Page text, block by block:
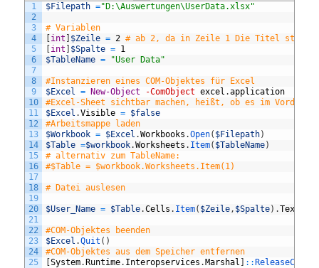
1
2
3
4
5
6
7
8
9
10
11
12
13
14
15
16
17
18
19
20
21
22
23
24
25
$Filepath ="D:\Auswertungen\UserData.xlsx"
# Variablen
[int ] $Zeile = 2 # ab 2, da in Zeile 1 Die Titel stehen
[int ] $Spalte = 1
$TableName = "User Data"
#Instanzieren eines COM-Objektes für Excel
$Excel
= New-Object -ComObject excel .application
#Excel-Sheet sichtbar machen, heißt, ob es im
$Excel .Visible = $false
#Arbeitsmappe laden
$Workbook = $Excel .Workbooks .Open( $Filepath)
$Table =$workbook.Worksheets . Item( $TableName)
# alternativ zum TableName:
#$Table = $workbook.Worksheets.Item(1)
# Datei auslesen
$User_Name = $Table.Cells . Item( $Zeile , $Spalte) .Text
#COM-Objektes beenden
$Excel .Quit ( )
#COM-Objektes aus dem Speicher entfernen
[System.Runtime. Interopservices .Marshal ] ::